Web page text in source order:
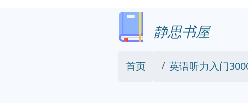
静思书屋
首页 英语听力入门